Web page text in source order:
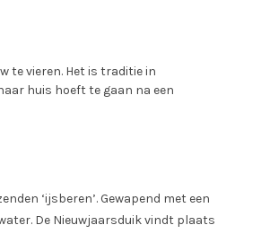
te vieren. Het is traditie in
huis hoeft te gaan na een
‘ijsberen’. Gewapend met een
De Nieuwjaarsduik vindt plaats